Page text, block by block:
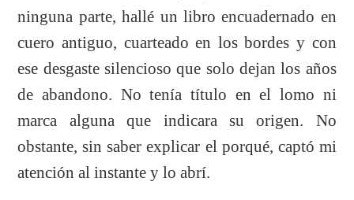
ninguna parte, hallé un libro encuadernado en
cuero antiguo, cuarteado en los bordes y con
ese desgaste silencioso que solo dejan los años
de abandono. No tenía título en el lomo ni
marca alguna que indicara su origen. No
obstante, sin saber explicar el porqué, captó mi
atención al instante y lo abrí.